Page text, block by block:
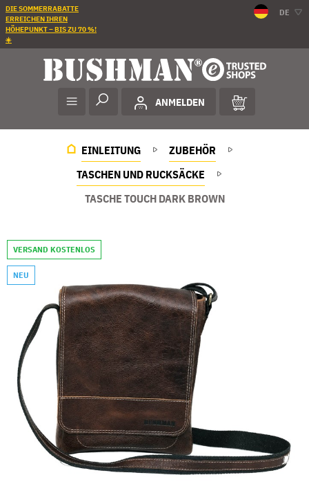
DIE SOMMERRABATTE
ERREICHEN IHREN
HÖHEPUNKT – BIS ZU 70 %!
☀️
DE
ANMELDEN
EINLEITUNG
ZUBEHÖR
TASCHEN UND RUCKSÄCKE
TASCHE TOUCH DARK BROWN
VERSAND KOSTENLOS
NEU